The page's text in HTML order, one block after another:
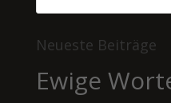
Neueste Beiträge
Ewige